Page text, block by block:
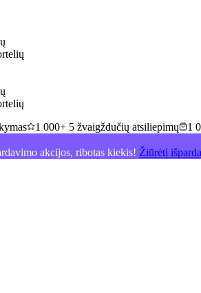
1 000+ 5 žvaigždučių atsiliepimų 1
akcijos, ribotas kiekis! Žiūrėti